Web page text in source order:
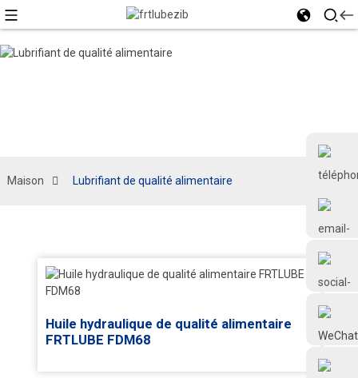
Maison Lubrifiant de qualité alimentaire
Huile hydraulique de qualité alimentaire
FRTLUBE FDM68